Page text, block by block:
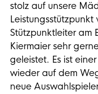
stolz auf unsere
Stützpunktleiter am
Kiermaier sehr
geleistet. Es ist
wieder auf dem
neue